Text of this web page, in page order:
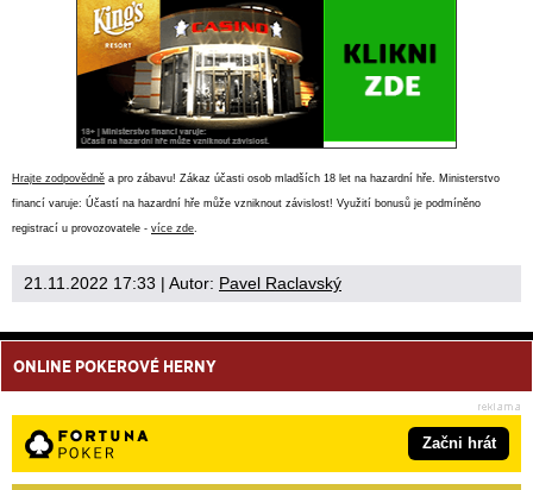
Hrajte zodpovědně a pro zábavu! Zákaz účasti osob mladších 18 let na hazardní hře. Ministerstvo
financí varuje: Účastí na hazardní hře může vzniknout závislost! Využití bonusů je podmíněno
registrací u provozovatele - více zde.
21.11.2022 17:33 | Autor: Pavel Raclavský
ONLINE POKEROVÉ HERNY
Začni hrát